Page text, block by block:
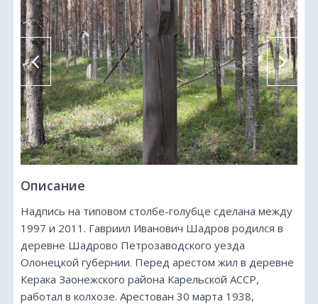
НАПИСАТЬ НАМ
Описание
Надпись на типовом столбе-голубце сделана между
1997 и 2011. Гавриил Иванович Шадров родился в
деревне Шадрово Петрозаводского уезда
Олонецкой губернии. Перед арестом жил в деревне
Керака Заонежского района Карельской АССР,
работал в колхозе. Арестован 30 марта 1938,